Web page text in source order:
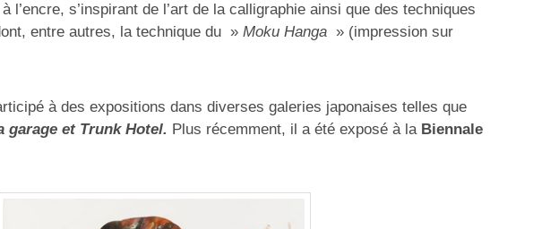
l’encre, s’inspirant de l’art de la calligraphie ainsi que des techniques
entre autres, la technique du » Moku Hanga » (impression sur
à des expositions dans diverses galeries japonaises telles que
garage et Trunk Hotel. Plus récemment, il a été exposé à laBiennale